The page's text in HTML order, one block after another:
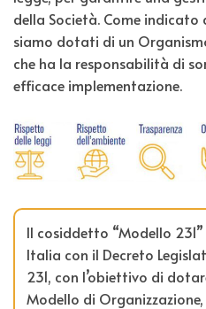
della Società. Come indicato
siamo dotati di un
che ha la responsabilità di
efficace implementazione.
Il cosiddetto “Modello
Italia con il Decreto
231, con l’obiettivo di
Modello di